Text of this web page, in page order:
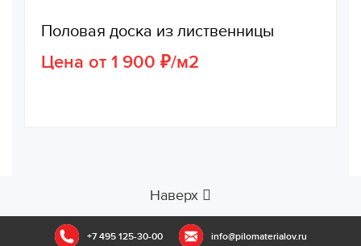
Половая доска из лиственницы
Цена от 1 900 ₽/м2
Наверх
+7 495 125-30-00 info@pilomaterialov.ru